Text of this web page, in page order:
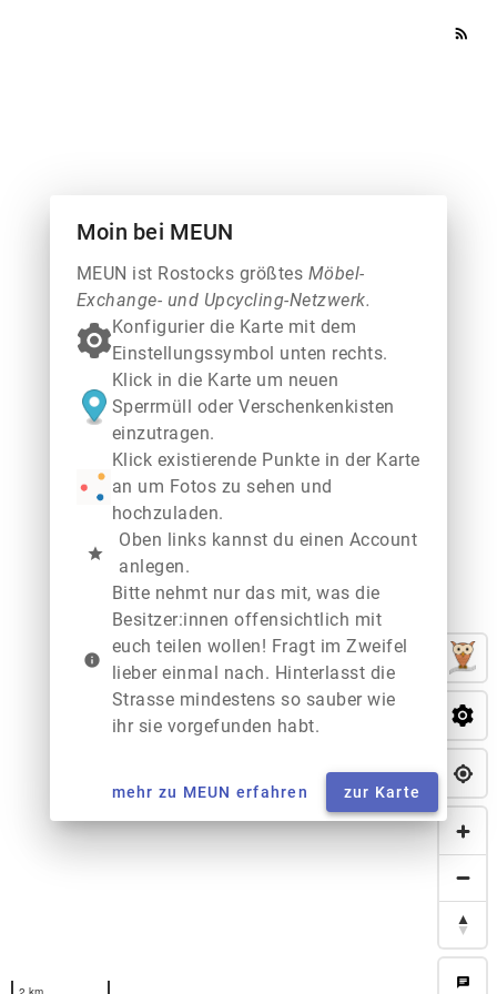
rss_feed
chat
Moin bei MEUN
MEUN ist Rostocks größtes Möbel-
Exchange- und Upcycling-Netzwerk.
Konfigurier die Karte mit dem
Einstellungssymbol unten rechts.
Klick in die Karte um neuen
Sperrmüll oder Verschenkenkisten
einzutragen.
Klick existierende Punkte in der Karte
an um Fotos zu sehen und
hochzuladen.
star
Oben links kannst du einen Account
anlegen.
info
Bitte nehmt nur das mit, was die
Besitzer:innen offensichtlich mit
euch teilen wollen! Fragt im Zweifel
lieber einmal nach. Hinterlasst die
Strasse mindestens so sauber wie
ihr sie vorgefunden habt.
mehr zu MEUN erfahren zur Karte